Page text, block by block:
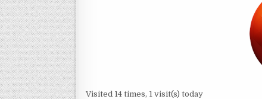
Visited 14 times, 1 visit(s) today